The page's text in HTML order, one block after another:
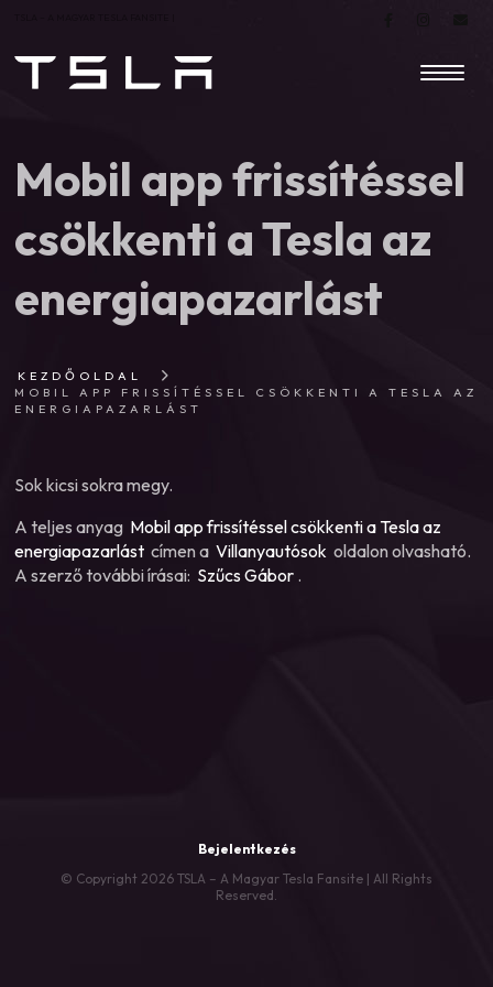
Mobil app frissítéssel
csökkenti a Tesla az
energiapazarlást
KEZDŐOLDAL
MOBIL APP FRISSÍTÉSSEL CSÖKKENTI A TESLA AZ
ENERGIAPAZARLÁST
Sok kicsi sokra megy.
A teljes anyag Mobil app frissítéssel csökkenti a Tesla az
energiapazarlást címen a Villanyautósok oldalon olvasható.
A szerző további írásai: Szűcs Gábor .
Bejelentkezés
© Copyright 2026 TSLA – A Magyar Tesla Fansite | All Rights
Reserved.